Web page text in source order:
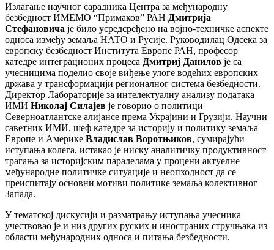
Излагање научног сарадника Центра за међународну
безбедност ИМЕМО “Примаков” РАН Дмитрија
Стефановича је било усредсређено на војно-техничке аспекте
односа између земаља НАТО и Русије. Руководилац Одсека за
европску безбедност Института Европе РАН, професор
катедре интеграционих процеса Дмитриј Данилов је са
учесницима поделио своје виђење улоге водећих европских
држава у трансформацији регионалног система безбедности.
Директор Лабораторије за интелектуалну анализу података
ИМИ Николај Силајев је говорио о политици
Северноатлантске алијансе према Украјини и Грузији. Научни
саветник ИМИ, шеф катедре за историју и политику земаља
Европе и Америке Владислав Воротњиков, сумирајући
иступања колега, истакао је ниску аналитичку продуктивност
трагања за историјским паралелама у процени актуелне
међународне политичке ситуације и неопходност да се
преиспитају основни мотиви политике земаља колективног
Запада.
У тематској дискусији и разматрању иступања учесника
учествовао је и низ других руских и иностраних стручњака из
области међународних односа и питања безбедности.